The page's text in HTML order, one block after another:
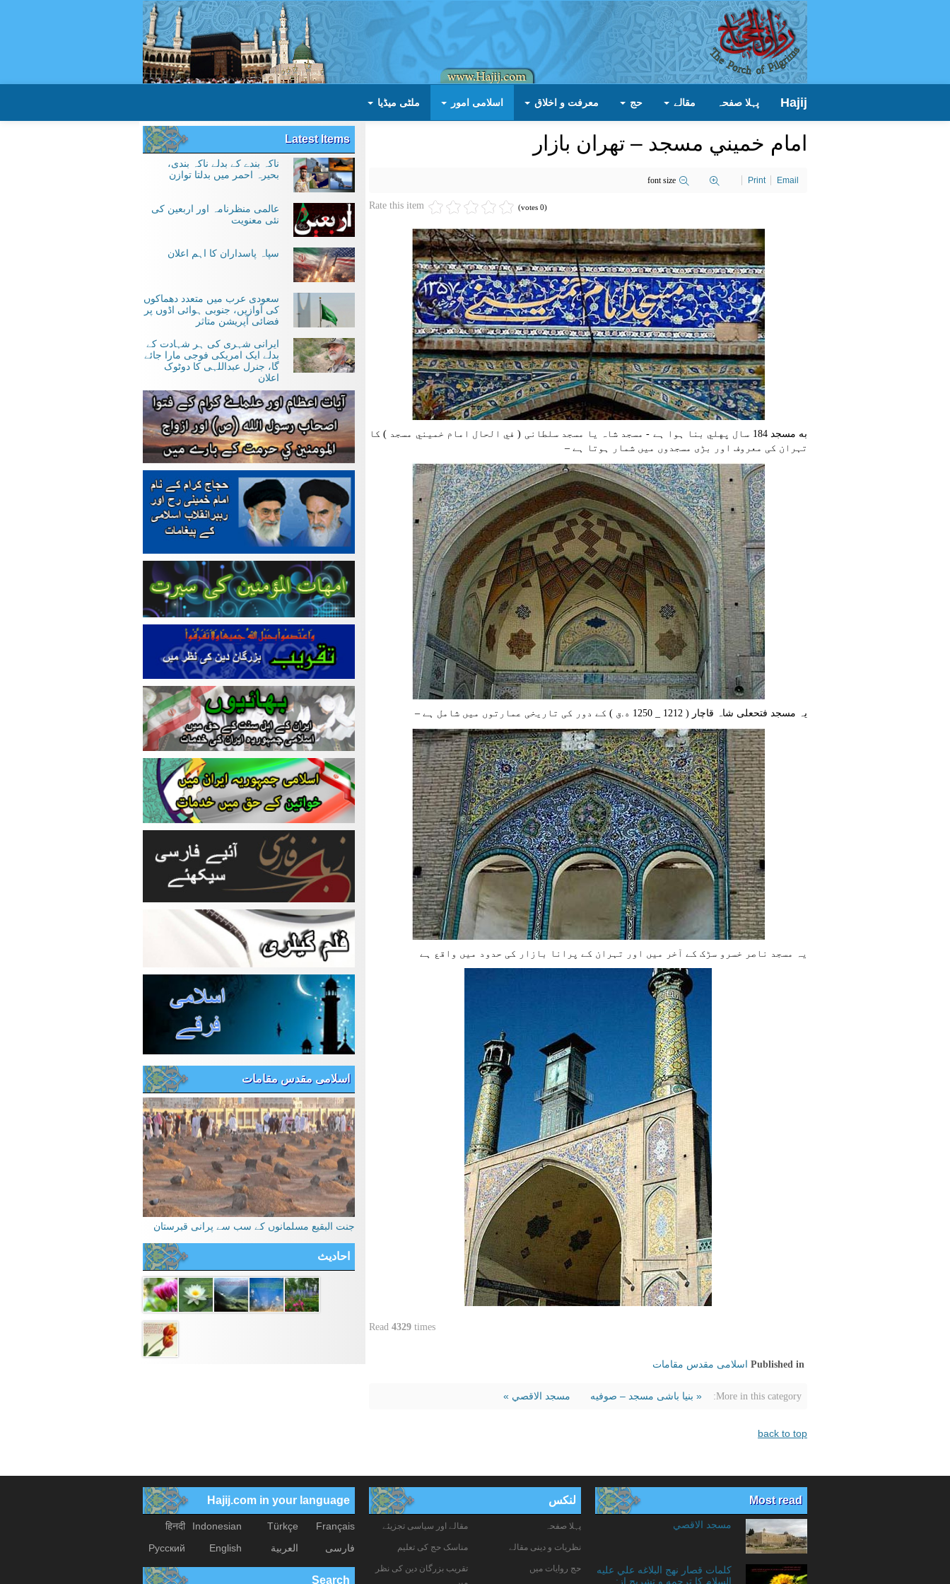
Hajij پہلا صفحہ مقالے حج معرفت و اخلاق اسلامی امور ملٹی میڈیا
امام خميني مسجد – تهران بازار
font size Print Email
Rate this item (0 votes)
به مسجد 184 سال پهلي بنا ہوا ہے - مسجد شاہ یا مسجد سلطانی ( في الحال امام خميني مسجد ) کا
تہران کی معروف اور بڑی مسجدوں میں شمار ہوتا ہے –
یہ مسجد فتحعلی شاہ قاچار ( 1212 _ 1250 ه.ق ) کے دور کی تاریخی عمارتوں میں شامل ہے –
یہ مسجد ناصر خسرو سڑک کے آخر میں اور تہران کے پرانا بازار کی حدود میں واقع ہے
Read4329 times
Published in اسلامی مقدس مقامات
More in this category: « بنیا باشی مسجد – صوفيه مسجد الاقصي »
back to top
Latest Items
ناکہ بندے کے بدلے ناکہ بندی،
بحیرہ احمر میں بدلتا توازن
عالمی منظرنامہ اور اربعین کی
نئی معنویت
سپاہ پاسداران کا اہم اعلان
سعودی عرب میں متعدد دھماکوں
کی آوازیں، جنوبی ہوائی اڈوں پر
فضائی آپریشن متاثر
ایرانی شہری کی ہر شہادت کے
بدلے ایک امریکی فوجی مارا جائے
گا، جنرل عبداللہی کا دوٹوک
اعلان
اسلامی مقدس مقامات
جنت البقیع مسلمانوں کے سب سے پرانی قبرستان
احادیث
Most read
مسجد الاقصي
کلمات قصار نهج البلاغه علي عليه
السلام کا ترجمه و تشریح از:
لنکس
پہلا صفحہ مقالے اور سیاسی تجزیئے
نظریات و دینی مقالے مناسک حج کی تعلیم
حج روایات میں
تقریب بزرگان دین کی نظر
Hajij.com in your language
Français
Türkçe
Indonesian
हिनदी
فارسی
العربیة English
Русский
Search